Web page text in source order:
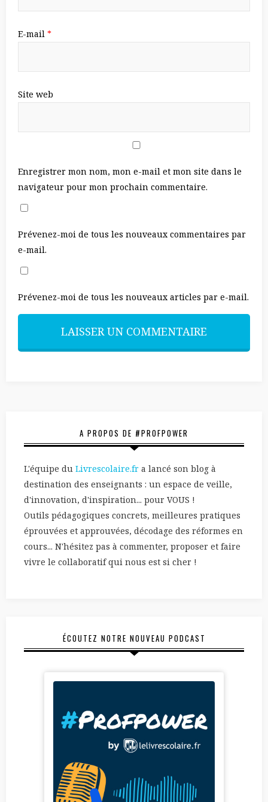
E-mail *
Site web
Enregistrer mon nom, mon e-mail et mon site dans le
navigateur pour mon prochain commentaire.
Prévenez-moi de tous les nouveaux commentaires par
e-mail.
Prévenez-moi de tous les nouveaux articles par e-mail.
A PROPOS DE #PROFPOWER
L'équipe du Livrescolaire.fr a lancé son blog à
destination des enseignants : un espace de veille,
d'innovation, d'inspiration... pour VOUS !
Outils pédagogiques concrets, meilleures pratiques
éprouvées et approuvées, décodage des réformes en
cours... N'hésitez pas à commenter, proposer et faire
vivre le collaboratif qui nous est si cher !
ÉCOUTEZ NOTRE NOUVEAU PODCAST